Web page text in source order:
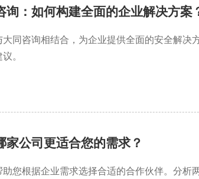
：如何构建全面的企业解决方案
同咨询相结合，为企业提供全面的安全解决
。
公司更适合您的需求？
您根据企业需求选择合适的合作伙伴。分析